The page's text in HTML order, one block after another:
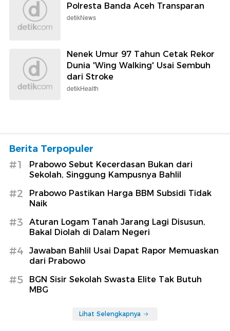
Polresta Banda Aceh Transparan
detikNews
Nenek Umur 97 Tahun Cetak Rekor
Dunia 'Wing Walking' Usai Sembuh
dari Stroke
detikHealth
Berita Terpopuler
#1
Prabowo Sebut Kecerdasan Bukan dari
Sekolah, Singgung Kampusnya Bahlil
#2
Prabowo Pastikan Harga BBM Subsidi Tidak
Naik
#3
Aturan Logam Tanah Jarang Lagi Disusun,
Bakal Diolah di Dalam Negeri
#4
Jawaban Bahlil Usai Dapat Rapor Memuaskan
dari Prabowo
#5
BGN Sisir Sekolah Swasta Elite Tak Butuh
MBG
Lihat Selengkapnya